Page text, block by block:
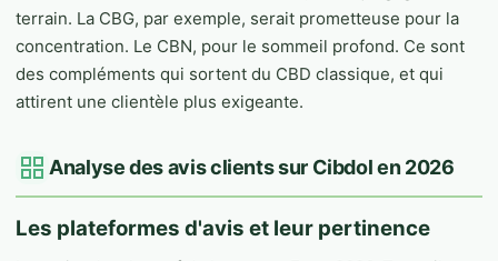
terrain. La CBG, par exemple, serait prometteuse pour la
concentration. Le CBN, pour le sommeil profond. Ce sont
des compléments qui sortent du CBD classique, et qui
attirent une clientèle plus exigeante.
Analyse des avis clients sur Cibdol en 2026
Les plateformes d'avis et leur pertinence